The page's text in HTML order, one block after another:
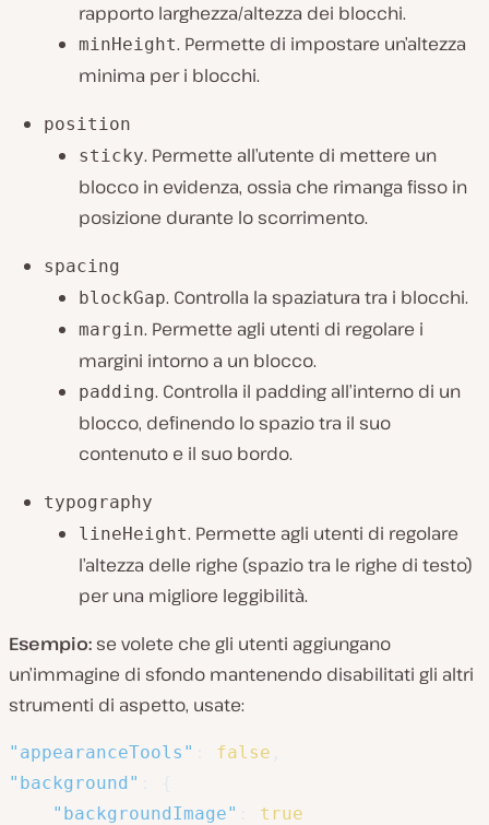
rapporto larghezza/altezza dei blocchi.
minHeight. Permette di impostare un’altezza
minima per i blocchi.
position
sticky. Permette all’utente di mettere un
blocco in evidenza, ossia che rimanga fisso in
posizione durante lo scorrimento.
spacing
blockGap. Controlla la spaziatura tra i blocchi.
margin. Permette agli utenti di regolare i
margini intorno a un blocco.
padding. Controlla il padding all’interno di un
blocco, definendo lo spazio tra il suo
contenuto e il suo bordo.
typography
lineHeight. Permette agli utenti di regolare
l’altezza delle righe (spazio tra le righe di testo)
per una migliore leggibilità.
Esempio: se volete che gli utenti aggiungano
un’immagine di sfondo mantenendo disabilitati gli altri
strumenti di aspetto, usate:
"appearanceTools" false
"background"
"backgroundImage"
true